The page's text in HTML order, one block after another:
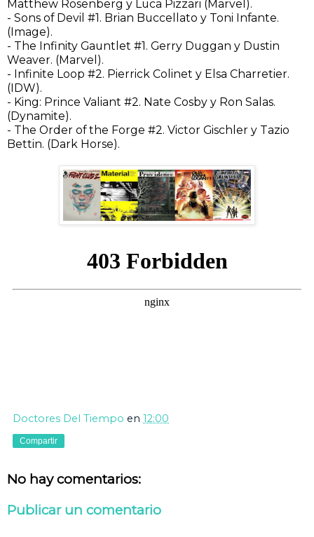
Matthew Rosenberg y Luca Pizzari (Marvel).
- Sons of Devil #1. Brian Buccellato y Toni Infante.
(Image).
- The Infinity Gauntlet #1. Gerry Duggan y Dustin
Weaver. (Marvel).
- Infinite Loop #2. Pierrick Colinet y Elsa Charretier.
(IDW).
- King: Prince Valiant #2. Nate Cosby y Ron Salas.
(Dynamite).
- The Order of the Forge #2. Victor Gischler y Tazio
Bettin. (Dark Horse).
Doctores Del Tiempo en 12:00
Compartir
No hay comentarios:
Publicar un comentario